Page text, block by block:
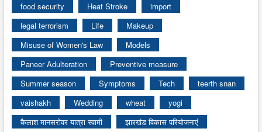
food security
Heat Stroke
import
legal terrorism
Life
Makeup
Misuse of Women's Law
Models
Paneer Adulteration
Preventive measure
Summer season
Symptoms Tech
teerth snan
vaishakh
Wedding wheat
yogi
कैलाश मानसरोवर यात्रा स्वामी
झारखंड विकास परियोजनाएं